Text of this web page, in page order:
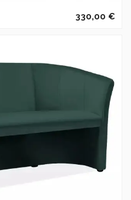
330,00 €